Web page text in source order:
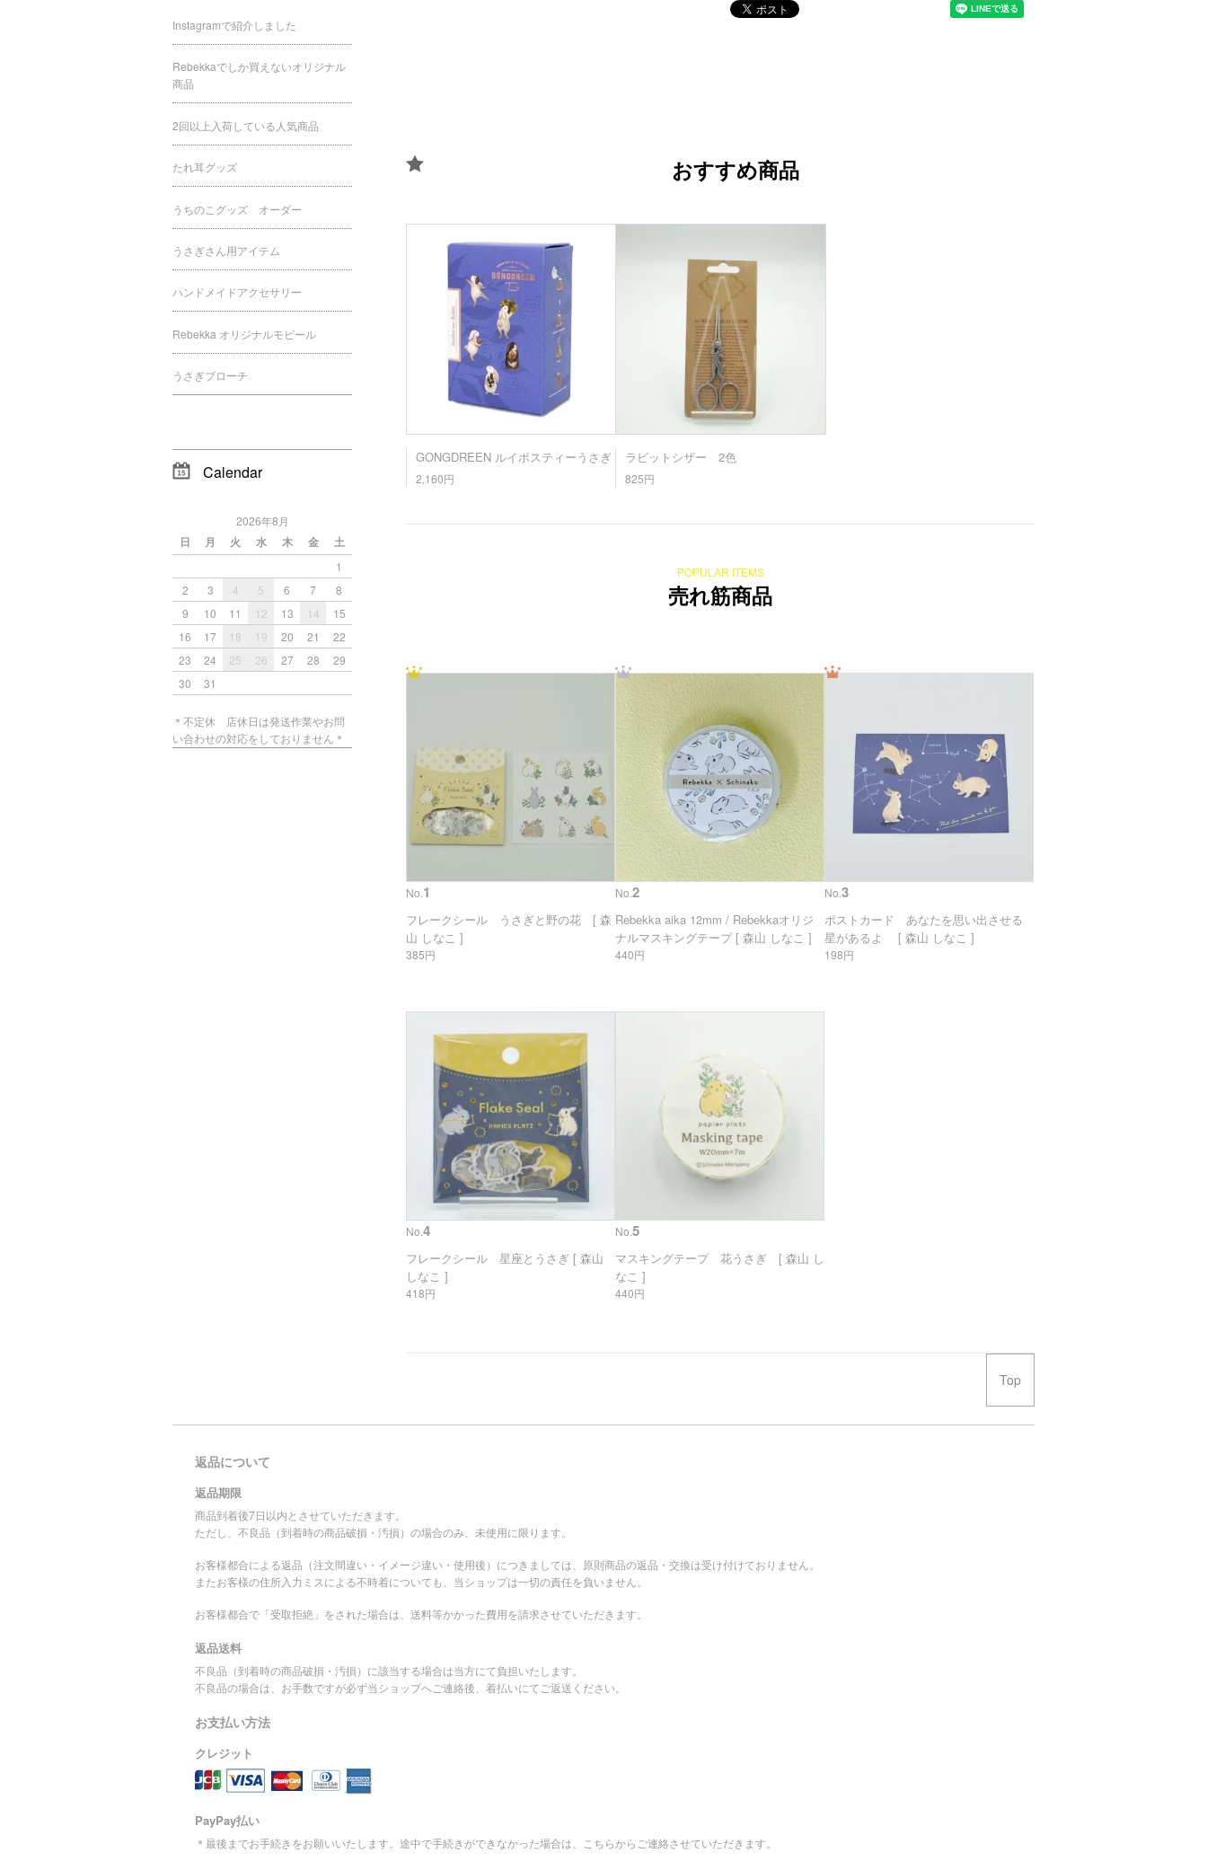
おすすめ商品
GONGDREEN ルイボスティーうさぎ
2,160円
ラビットシザー 2色
825円
POPULAR ITEMS
売れ筋商品
No. 1
フレークシール うさぎと野の花 [ 森
山 しなこ ]
385円
No. 2
Rebekka aika 12mm / Rebekkaオリジ
ナルマスキングテープ [ 森山 しなこ ]
440円
No. 3
ポストカード あなたを思い出させる
星があるよ [ 森山 しなこ ]
198円
No. 4
フレークシール 星座とうさぎ [ 森山
しなこ ]
418円
No. 5
マスキングテープ 花うさぎ [ 森山 し
なこ ]
440円
Instagramで紹介しました
Rebekkaでしか買えないオリジナル
商品
2回以上入荷している人気商品
たれ耳グッズ
うちのこグッズ オーダー
うさぎさん用アイテム
ハンドメイドアクセサリー
Rebekka オリジナルモビール
うさぎブローチ
Calendar
2026年8月
日 月 火 水 木 金 土
1
2
3 4 5 6 7
8
9
10 11 12 13 14
15
16
17 18 19 20 21
22
23
24 25 26 27 28
29
30
31
＊不定休 店休日は発送作業やお問
い合わせの対応をしておりません＊
Top
返品について
返品期限
商品到着後7日以内とさせていただきます。
ただし、不良品（到着時の商品破損・汚損）の場合のみ、未使用に限ります。
お客様都合による返品（注文間違い・イメージ違い・使用後）につきましては、原則商品の返品・交換は受け付けておりません。
またお客様の住所入力ミスによる不時着についても、当ショップは一切の責任を負いません。
お客様都合で「受取拒絶」をされた場合は、送料等かかった費用を請求させていただきます。
返品送料
不良品（到着時の商品破損・汚損）に該当する場合は当方にて負担いたします。
不良品の場合は、お手数ですが必ず当ショップへご連絡後、着払いにてご返送ください。
お支払い方法
クレジット
PayPay払い
＊最後までお手続きをお願いいたします。途中で手続きができなかった場合は、こちらからご連絡させていただきます。